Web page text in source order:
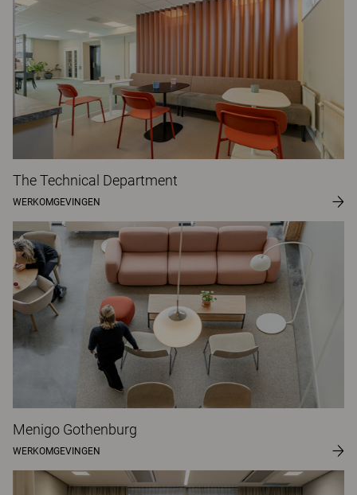
The Technical Department
WERKOMGEVINGEN
Menigo Gothenburg
WERKOMGEVINGEN